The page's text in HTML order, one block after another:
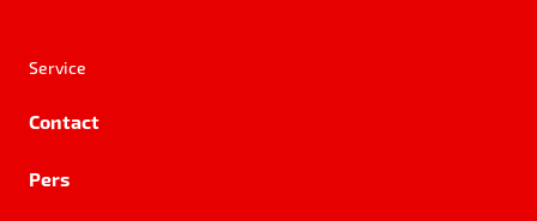
Service
Contact
Pers